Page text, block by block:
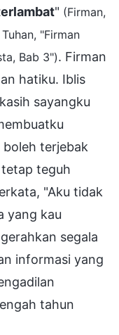
" (Firman,
"Firman
Bab 3"). Firman
hatiku. Iblis
sayangku
terjebak
teguh
"Aku tidak
yang kau
segala
informasi yang
tahun